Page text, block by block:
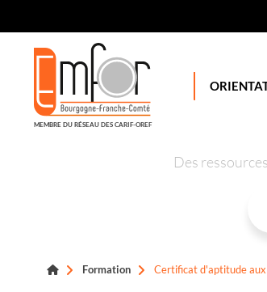
MEMBRE DU RÉSEAU DES CARIF-OREF
Des
Formation Certificat d'aptitude aux